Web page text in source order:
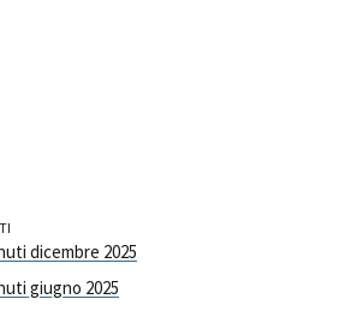
dicembre 2025
giugno 2025